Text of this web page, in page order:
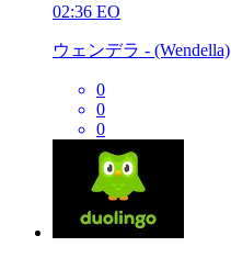
02:36 EO
ウェンデラ - (Wendella)
0
0
0